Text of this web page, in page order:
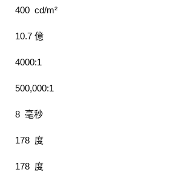
400 cd/m²
10.7 億
4000:1
500,000:1
8 毫秒
178 度
178 度